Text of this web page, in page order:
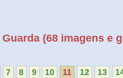
Guarda (68 imagens e
7 8 9 10 11 12 13